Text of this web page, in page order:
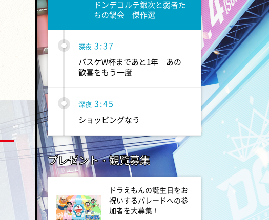
ドンデコルテ銀次と弱者た
ちの鍋会 傑作選
深夜 3:37
バスケW杯まであと1年 あの
歓喜をもう一度
深夜 3:45
ショッピングなう
プレゼント・観覧募集
ドラえもんの誕生日をお
祝いするパレードへの参
加者を大募集！